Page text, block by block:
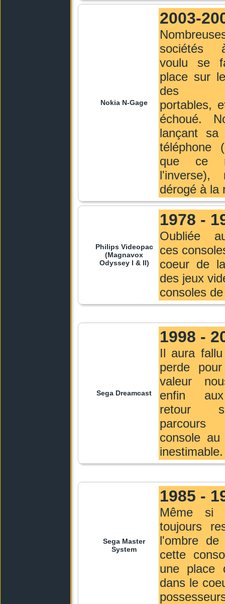
Nokia N-Gage
2003-
sociétés
voulu se
place sur
des
portables,
échoué.
lançant sa
téléphone
que ce
l'inverse),
dérogé à la
Philips Videopac
(Magnavox
Odyssey I & II)
1978 -
Oubliée
ces
coeur de
des jeux
consoles
Sega Dreamcast
1998 -
Il aura
perde
valeur
enfin
retour
console au
inestimable.
Sega Master
System
1985 -
Même si
toujours
l'ombre
cette
une place
dans le